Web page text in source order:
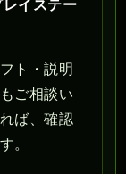
イステー
ト・説明
ご相談い
ば、確認
。